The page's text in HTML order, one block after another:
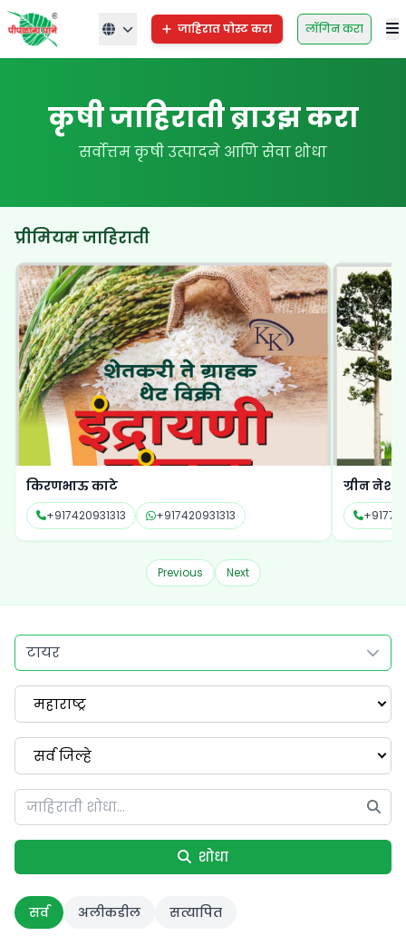
जाहिरात पोस्ट करा लॉगिन करा
कृषी जाहिराती ब्राउझ करा
सर्वोत्तम कृषी उत्पादने आणि सेवा शोधा
प्रीमियम जाहिराती
किरणभाऊ काटे
+917420931313 +917420931313
ग्रीन नेशन
Previous Next
टायर
महाराष्ट्र
सर्व जिल्हे
शोधा
सर्व अलीकडील सत्यापित